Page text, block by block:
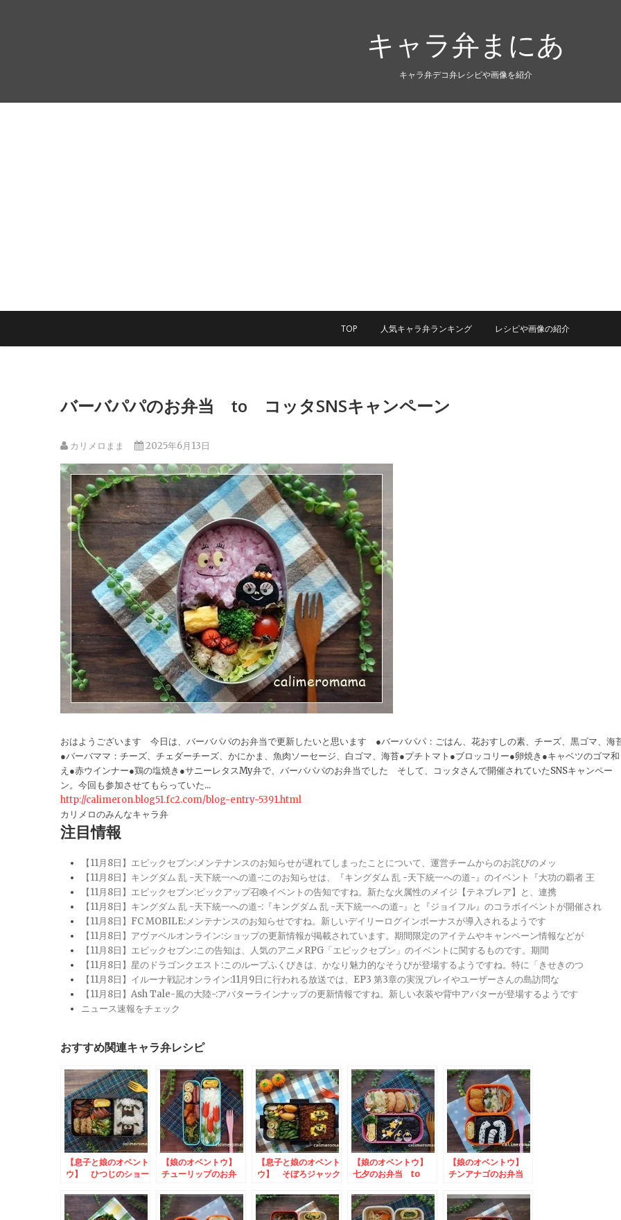
キャラ弁まにあ
キャラ弁デコ弁レシピや画像を紹介
TOP 人気キャラ弁ランキング レシピや画像の紹介
バーバパパのお弁当 to コッタSNSキャンペーン
カリメロまま 2025年6月13日
おはようございます 今日は、バーバパパのお弁当で更新したいと思います ●バーバパパ：ごはん、花おすしの素、チーズ、黒ゴマ、海
●バーバママ：チーズ、チェダーチーズ、かにかま、魚肉ソーセージ、白ゴマ、海苔●プチトマト●ブロッコリー●卵焼き●キャベツのゴマ和
え●赤ウインナー●鶏の塩焼き●サニーレタスMy弁で、バーバパパのお弁当でした そして、コッタさんで開催されていたSNSキャンペー
ン。今回も参加させてもらっていた...
http://calimeron.blog51.fc2.com/blog-entry-5391.html
カリメロのみんなキャラ弁
注目情報
【11月8日】エピックセブン:メンテナンスのお知らせが遅れてしまったことについて、運営チームからのお詫びのメッ
【11月8日】キングダム 乱 -天下統一への道-:このお知らせは、『キングダム 乱 -天下統一への道-』のイベント『大功の覇者 王
【11月8日】エピックセブン:ピックアップ召喚イベントの告知ですね。新たな火属性のメイジ【テネブレア】と、連携
【11月8日】キングダム 乱 -天下統一への道-:『キングダム 乱 -天下統一への道-』と『ジョイフル』のコラボイベントが開催され
【11月8日】FC MOBILE:メンテナンスのお知らせですね。新しいデイリーログインボーナスが導入されるようです
【11月8日】アヴァベルオンライン:ショップの更新情報が掲載されています。期間限定のアイテムやキャンペーン情報などが
【11月8日】エピックセブン:この告知は、人気のアニメRPG「エピックセブン」のイベントに関するものです。期間
【11月8日】星のドラゴンクエスト:このループふくびきは、かなり魅力的なそうびが登場するようですね。特に「きせきのつ
【11月8日】イルーナ戦記オンライン:11月9日に行われる放送では、EP3 第3章の実況プレイやユーザーさんの島訪問な
【11月8日】Ash Tale-風の大陸-:アバターラインナップの更新情報ですね。新しい衣装や背中アバターが登場するようです
ニュース速報をチェック
おすすめ関連キャラ弁レシピ
【息子と娘のオベント
ウ】 ひつじのショー
ッタSNSキャンペー
ン
【娘のオベントウ】
チューリップのお弁
キャンペーン
【息子と娘のオベント
ウ】 そぼろジャック
to コッタSNSキャ
ンペーン
【娘のオベントウ】
七夕のお弁当 to
ーン
【娘のオベントウ】
チンアナゴのお弁当
ペーン